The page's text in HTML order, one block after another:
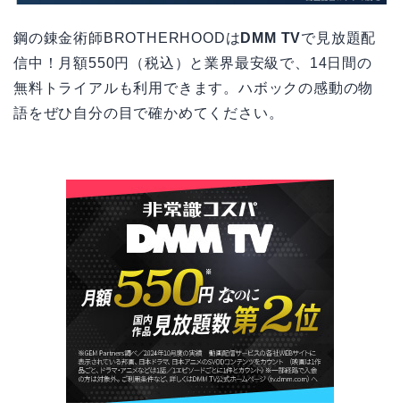
鋼の錬金術師BROTHERHOODは DMM TVで見放題配
信中！月額550円（税込）と業界最安級で、14日間の
無料トライアルも利用できます。ハボックの感動の物
語をぜひ自分の目で確かめてください。